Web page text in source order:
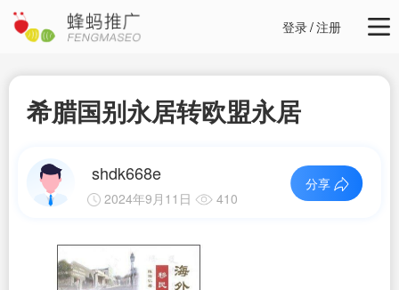
登录/注册
希腊国别永居转欧盟永居
shdk668e
2024年9月11日 410
分享